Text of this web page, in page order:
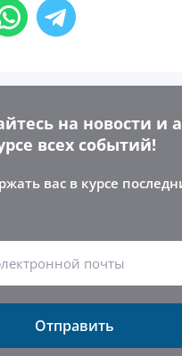
на новости и
всех событий!
вас в курсе
Отправить